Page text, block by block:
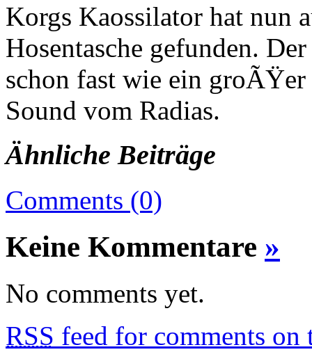
Korgs Kaossilator hat nun
Hosentasche gefunden.
schon fast wie ein
Sound vom Radias.
Ähnliche Beiträge
Comments (0)
Keine Kommentare »
No comments yet.
RSS feed for comments on